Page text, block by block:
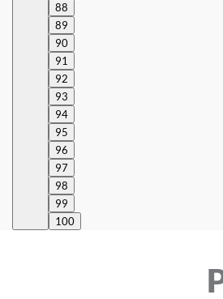
88
89
90
91
92
93
94
95
96
97
98
99
100